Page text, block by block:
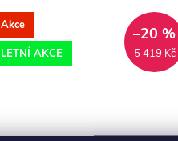
Akce
LETNÍ AKCE
5 419 Kč
–20 %